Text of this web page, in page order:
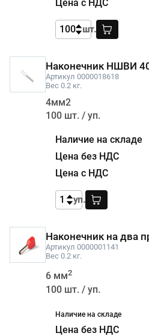
шт.
Наконечник НШВИ
Артикул 0000018618
Вес 0.2 кг.
4мм2
100 шт. / уп.
уп.
Наконечник на два
Артикул 0000001141
Вес 0.2 кг.
6 мм2
100 шт. / уп.